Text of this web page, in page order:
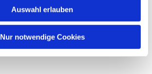
Auswahl erlauben
Nur notwendige Cookies